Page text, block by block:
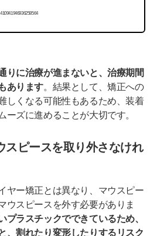
りに治療が進まないと、治療期間
あります。結果として、矯正への
しくなる可能性もあるため、装着
ーズに進めることが大切です。
スピースを取り外さなけれ
ヤー矯正とは異なり、マウスピー
ウスピースを外す必要がありま
プラスチックでできているため、
、割れたり変形したりするリスク